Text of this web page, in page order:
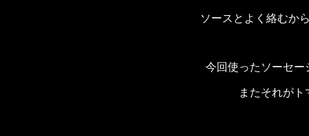
ソースとよく絡むか
今回使ったソーセー
またそれが